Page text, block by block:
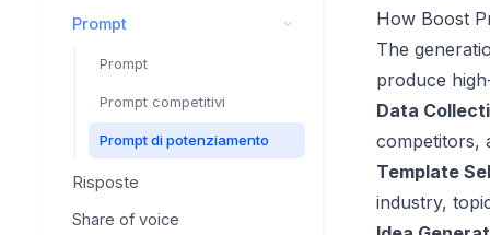
Checklist configurazione
Genera con IA
Best practice del Brand
Classificazione e gestione
Template dashboard
Prompt
Prompt
Prompt competitivi
Prompt di potenziamento
Risposte
Share of voice
How Boost
The
produce
Data
competitors,
Template
industry,